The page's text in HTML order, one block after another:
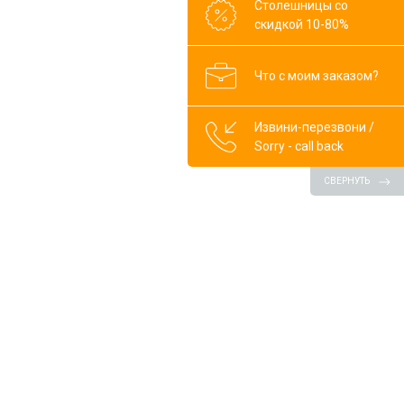
В избранное В наличии
Столешницы со
скидкой 10-80%
Что с моим заказом?
Извини-перезвони /
Sorry - call back
СВЕРНУТЬ